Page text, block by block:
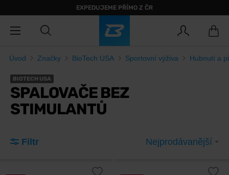
EXPEDUJEME PŘÍMO Z ČR
Úvod Značky BioTech USA Sportovní výživa Hubnutí a
BIOTECH USA
SPALOVAČE BEZ
STIMULANTŮ
Filtr Nejprodávanější